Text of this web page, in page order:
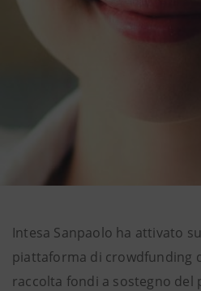
Intesa Sanpaolo ha attivato su
piattaforma di crowdfunding
raccolta fondi a sostegno del